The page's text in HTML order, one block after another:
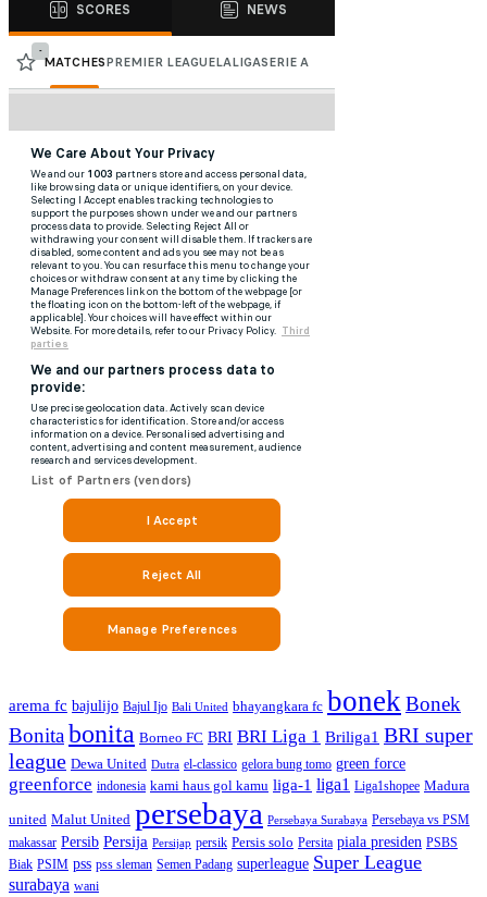
arema fc bajulijo Bajul Ijo Bali United bhayangkara fc bonekBonek
Bonitabonita Borneo FC BRI BRI Liga 1 Briliga1 BRI super
league Dewa United Dutra el-classico gelora bung tomo green force
greenforce indonesia kami haus gol kamu liga-1 liga1 Liga1shopee Madura
united Malut United persebaya Persebaya Surabaya Persebaya vs PSM
makassar Persib Persija Persijap persik Persis solo Persita piala presiden PSBS
Biak PSIM pss pss sleman Semen Padang superleague Super League
surabaya wani